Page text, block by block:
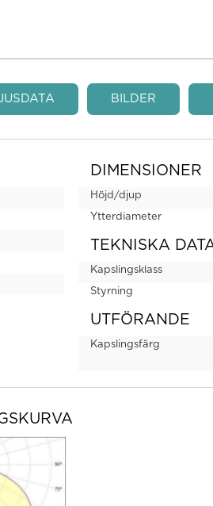
BILDER
DIMENSIONER
Höjd/djup
Ytterdiameter
TEKNISKA
Kapslingsklass
Styrning
UTFÖRANDE
Kapslingsfärg